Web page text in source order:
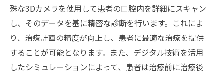
殊な3Dカメラを使用して患者の口腔内を詳細にスキャン
し、そのデータを基に精密な診断を行います。これによ
り、治療計画の精度が向上し、患者に最適な治療を提供
することが可能となります。また、デジタル技術を活用
したシミュレーションによって、患者は治療前に治療後